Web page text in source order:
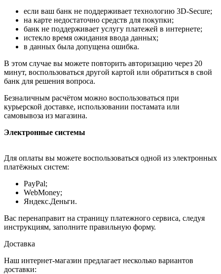
если ваш банк не поддерживает технологию 3D-Secure;
на карте недостаточно средств для покупки;
банк не поддерживает услугу платежей в интернете;
истекло время ожидания ввода данных;
в данных была допущена ошибка.
В этом случае вы можете повторить авторизацию через 20
минут, воспользоваться другой картой или обратиться в свой
банк для решения вопроса.
Безналичным расчётом можно воспользоваться при
курьерской доставке, использовании постамата или
самовывоза из магазина.
Электронные системы
Для оплаты вы можете воспользоваться одной из электронных
платёжных систем:
PayPal;
WebMoney;
Яндекс.Деньги.
Вас перенаправит на страницу платежного сервиса, следуя
инструкциям, заполните правильную форму.
Доставка
Наш интернет-магазин предлагает несколько вариантов
доставки: